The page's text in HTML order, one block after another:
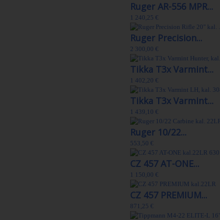
Ruger AR-556 MPR...
1 240,25 €
Ruger Precision...
2 300,00 €
Tikka T3x Varmint...
1 402,20 €
Tikka T3x Varmint...
1 439,10 €
Ruger 10/22...
553,50 €
CZ 457 AT-ONE...
1 150,00 €
CZ 457 PREMIUM...
871,25 €